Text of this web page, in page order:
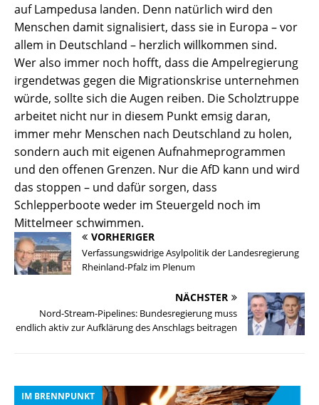
auf Lampedusa landen. Denn natürlich wird den
Menschen damit signalisiert, dass sie in Europa – vor
allem in Deutschland – herzlich willkommen sind.
Wer also immer noch hofft, dass die Ampelregierung
irgendetwas gegen die Migrationskrise unternehmen
würde, sollte sich die Augen reiben. Die Scholztruppe
arbeitet nicht nur in diesem Punkt emsig daran,
immer mehr Menschen nach Deutschland zu holen,
sondern auch mit eigenen Aufnahmeprogrammen
und den offenen Grenzen. Nur die AfD kann und wird
das stoppen – und dafür sorgen, dass
Schlepperboote weder im Steuergeld noch im
Mittelmeer schwimmen.
VORHERIGER
Verfassungswidrige Asylpolitik der Landesregierung
Rheinland-Pfalz im Plenum
NÄCHSTER
Nord-Stream-Pipelines: Bundesregierung muss
endlich aktiv zur Aufklärung des Anschlags beitragen
IM BRENNPUNKT